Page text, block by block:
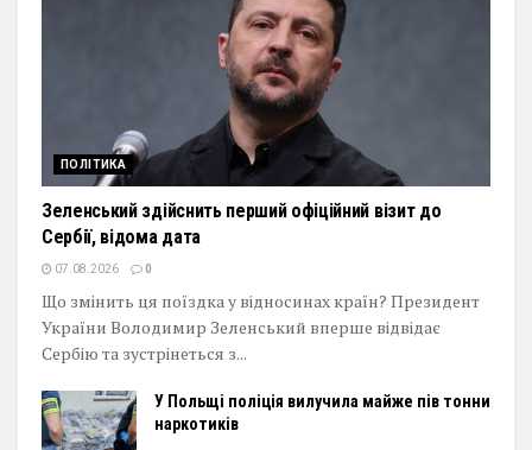
ПОЛІТИКА
Зеленський здійснить перший офіційний візит до
Сербії, відома дата
07.08.2026 0
Що змінить ця поїздка у відносинах країн? Президент
України Володимир Зеленський вперше відвідає
Сербію та зустрінеться з...
У Польщі поліція вилучила майже пів тонни
наркотиків